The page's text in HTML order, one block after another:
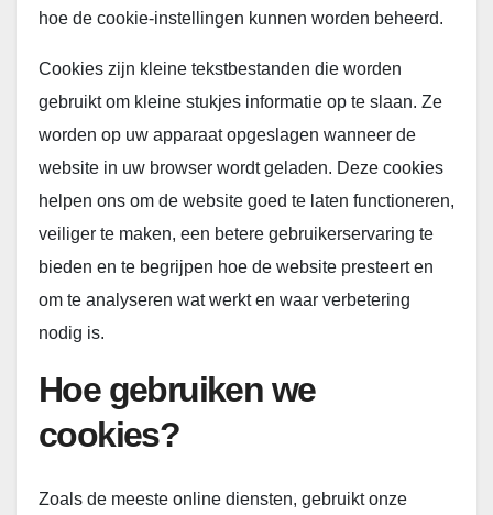
hoe de cookie-instellingen kunnen worden beheerd.
Cookies zijn kleine tekstbestanden die worden
gebruikt om kleine stukjes informatie op te slaan. Ze
worden op uw apparaat opgeslagen wanneer de
website in uw browser wordt geladen. Deze cookies
helpen ons om de website goed te laten functioneren,
veiliger te maken, een betere gebruikerservaring te
bieden en te begrijpen hoe de website presteert en
om te analyseren wat werkt en waar verbetering
nodig is.
Hoe gebruiken we
cookies?
Zoals de meeste online diensten, gebruikt onze